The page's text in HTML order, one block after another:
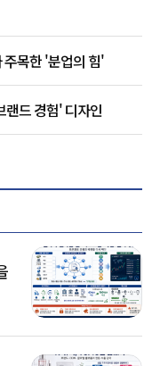
목한 '분업의 힘'
드 경험' 디자인